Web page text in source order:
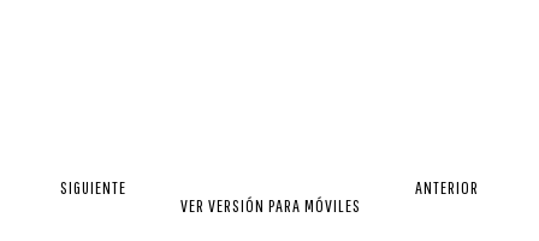
SIGUIENTE
ANTERIOR
VER VERSIÓN PARA MÓVILES